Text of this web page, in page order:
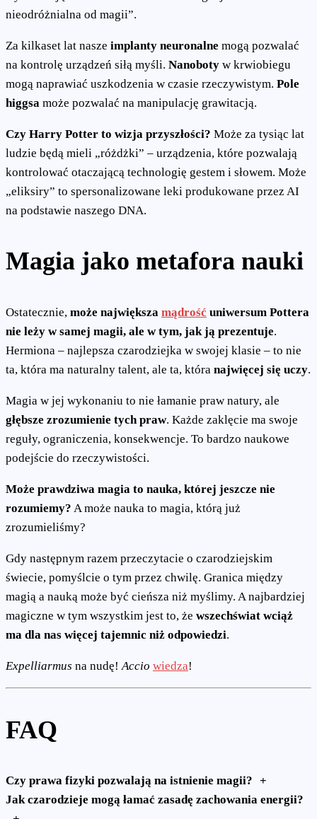
nieodróżnialna od magii”.
Za kilkaset lat nasze implanty neuronalne mogą pozwalać
na kontrolę urządzeń siłą myśli. Nanoboty w krwiobiegu
mogą naprawiać uszkodzenia w czasie rzeczywistym. Pole
higgsa może pozwalać na manipulację grawitacją.
Czy Harry Potter to wizja przyszłości? Może za tysiąc lat
ludzie będą mieli „różdżki” – urządzenia, które pozwalają
kontrolować otaczającą technologię gestem i słowem. Może
„eliksiry” to spersonalizowane leki produkowane przez AI
na podstawie naszego DNA.
Magia jako metafora nauki
Ostatecznie, może największa mądrość uniwersum Pottera
nie leży w samej magii, ale w tym, jak ją prezentuje.
Hermiona – najlepsza czarodziejka w swojej klasie – to nie
ta, która ma naturalny talent, ale ta, która najwięcej się uczy.
Magia w jej wykonaniu to nie łamanie praw natury, ale
głębsze zrozumienie tych praw. Każde zaklęcie ma swoje
reguły, ograniczenia, konsekwencje. To bardzo naukowe
podejście do rzeczywistości.
Może prawdziwa magia to nauka, której jeszcze nie
rozumiemy? A może nauka to magia, którą już
zrozumieliśmy?
Gdy następnym razem przeczytacie o czarodziejskim
świecie, pomyślcie o tym przez chwilę. Granica między
magią a nauką może być cieńsza niż myślimy. A najbardziej
magiczne w tym wszystkim jest to, że wszechświat wciąż
ma dla nas więcej tajemnic niż odpowiedzi.
Expelliarmus na nudę! Accio wiedza!
FAQ
Czy prawa fizyki pozwalają na istnienie magii?
Jak czarodzieje mogą łamać zasadę zachowania energii?